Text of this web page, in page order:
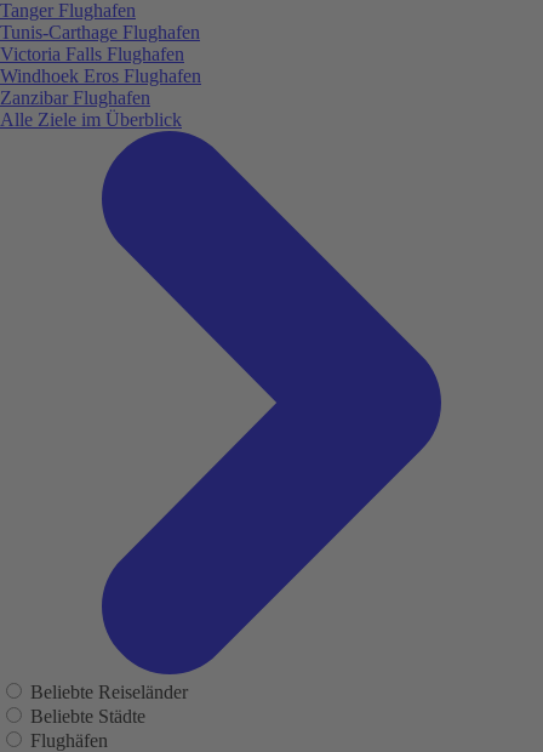
Tanger Flughafen
Tunis-Carthage Flughafen
Victoria Falls Flughafen
Windhoek Eros Flughafen
Zanzibar Flughafen
Alle Ziele im Überblick
Beliebte Reiseländer
Beliebte Städte
Flughäfen